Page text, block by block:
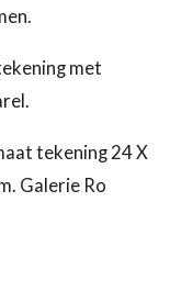
met
tekening 24 X
Galerie Ro